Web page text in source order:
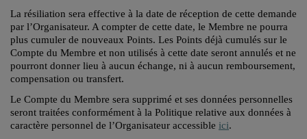
La résiliation sera effective à la date de réception de cette demande
par l’Organisateur. A compter de cette date, le Membre ne pourra
plus cumuler de nouveaux Points. Les Points déjà cumulés sur le
Compte du Membre et non utilisés à cette date seront annulés et ne
pourront donner lieu à aucun échange, ni à aucun remboursement,
compensation ou transfert.
Le Compte du Membre sera supprimé et ses données personnelles
seront traitées conformément à la Politique relative aux données à
caractère personnel de l’Organisateur accessible ici.